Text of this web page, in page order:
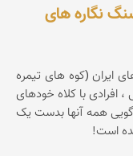
نگاره های
ایران (کوه های تیمره
افرادی با کلاه خودهای
گویی همه آنها بدست یک
است!